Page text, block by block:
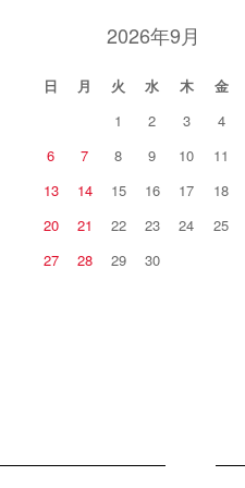
2026年9月
日 月 火 水 木 金
1
2 3 4
6
7 8 9 10 11
13
14 15 16 17 18
20
21 22 23 24 25
27
28 29 30